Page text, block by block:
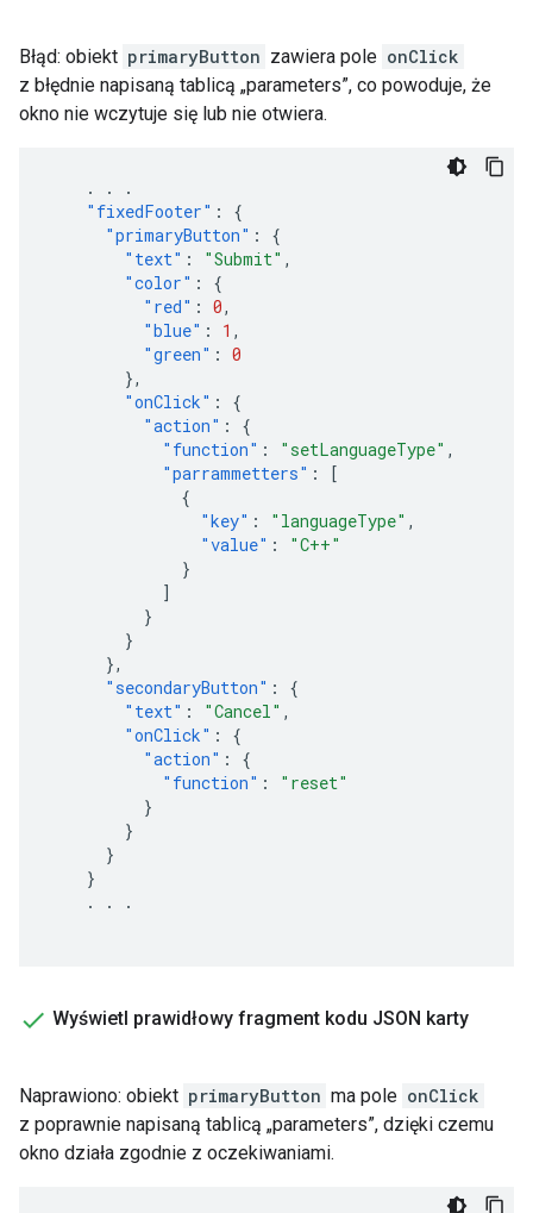
Błąd: obiekt primaryButton zawiera pole onClick
z błędnie napisaną tablicą „parameters”, co powoduje, że
okno nie wczytuje się lub nie otwiera.
. .
.
"fixedFooter" :
{
"primaryButton" :
{
"text" : "Submit" ,
"color" :
{
"red" : 0,
"blue" : 1 ,
"green" : 0
},
"onClick" :
{
"action" :
{
"function" : "setLanguageType" ,
"parrammetters" :
[
{
"key" : "languageType" ,
"value" :
"C++"
}
]
}
}
},
"secondaryButton" :
{
"text" : "Cancel" ,
"onClick" :
{
"action" :
{
"function" :
"reset"
}
}
}
}
.
. .
Wyświetl prawidłowy fragment kodu JSON karty
Naprawiono: obiekt primaryButton ma pole onClick
z poprawnie napisaną tablicą „parameters”, dzięki czemu
okno działa zgodnie z oczekiwaniami.